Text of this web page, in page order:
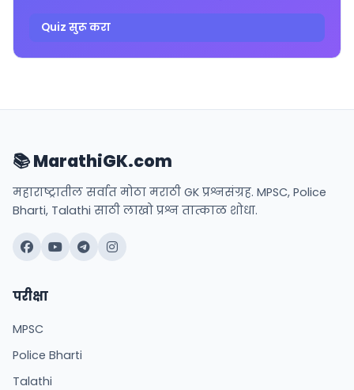
Quiz सुरू करा
📚 MarathiGK.com
महाराष्ट्रातील सर्वात मोठा मराठी GK प्रश्नसंग्रह. MPSC, Police
Bharti, Talathi साठी लाखो प्रश्न तात्काळ शोधा.
परीक्षा
MPSC
Police Bharti
Talathi